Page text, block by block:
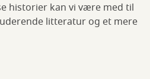
historier kan vi være med til
litteratur og et mere